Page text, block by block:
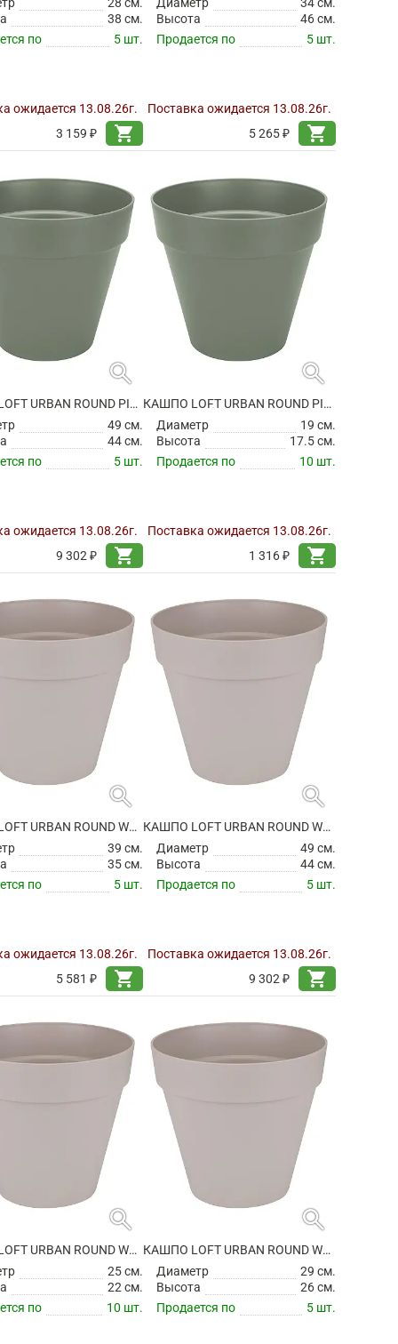
38 см.
по
5 шт.
ожидается 13.08.26г.
3 159 ₽
shopping_cart
Высота
46 см.
Продается по
5 шт.
Поставка ожидается 13.08.26г.
5 265 ₽
shopping_cart
search
КАШПО LOFT URBAN ROUND PISTACHIO GREEN НА КОЛЕСИКАХ
49 см.
44 см.
по
5 шт.
ожидается 13.08.26г.
9 302 ₽
shopping_cart
search
КАШПО LOFT URBAN ROUND PISTACHIO GREEN
Диаметр
19 см.
Высота
17.5 см.
Продается по
10 шт.
Поставка ожидается 13.08.26г.
1 316 ₽
shopping_cart
search
КАШПО LOFT URBAN ROUND WARM GREY НА КОЛЕСИКАХ
39 см.
35 см.
по
5 шт.
ожидается 13.08.26г.
5 581 ₽
shopping_cart
search
КАШПО LOFT URBAN ROUND WARM GREY НА КОЛЕСИКАХ
Диаметр
49 см.
Высота
44 см.
Продается по
5 шт.
Поставка ожидается 13.08.26г.
9 302 ₽
shopping_cart
search
КАШПО LOFT URBAN ROUND WARM GREY
25 см.
22 см.
по
10 шт.
search
КАШПО LOFT URBAN ROUND WARM GREY
Диаметр
29 см.
Высота
26 см.
Продается по
5 шт.